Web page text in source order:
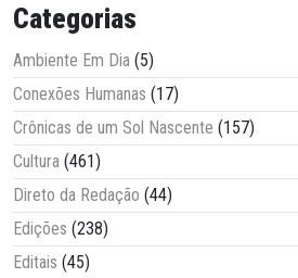
Categorias
Ambiente Em Dia (5)
Conexões Humanas (17)
Crônicas de um Sol Nascente (157)
Cultura (461)
Direto da Redação (44)
Edições (238)
Editais (45)